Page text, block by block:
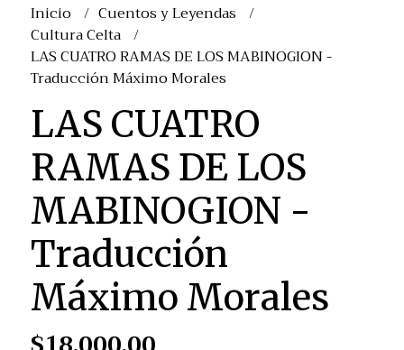
Inicio
Cuentos y Leyendas
Cultura Celta
LAS CUATRO RAMAS DE LOS MABINOGION -
Traducción Máximo Morales
LAS CUATRO
RAMAS DE LOS
MABINOGION -
Traducción
Máximo Morales